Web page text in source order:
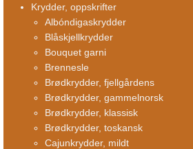
Krydder, oppskrifter
Albóndigaskrydder
Blåskjellkrydder
Bouquet garni
Brennesle
Brødkrydder, fjellgårdens
Brødkrydder, gammelnorsk
Brødkrydder, klassisk
Brødkrydder, toskansk
Cajunkrydder, mildt